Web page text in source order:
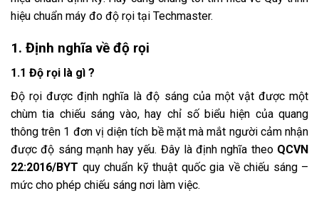
hiệu chuẩn máy đo độ rọi tại Techmaster.
1. Định nghĩa về độ rọi
1.1 Độ rọi là gì ?
Độ rọi được định nghĩa là độ sáng của một vật được một
chùm tia chiếu sáng vào, hay chỉ số biểu hiện của quang
thông trên 1 đơn vị diện tích bề mặt mà mắt người cảm nhận
được độ sáng mạnh hay yếu. Đây là định nghĩa theo QCVN
22:2016/BYT quy chuẩn kỹ thuật quốc gia về chiếu sáng –
mức cho phép chiếu sáng nơi làm việc.